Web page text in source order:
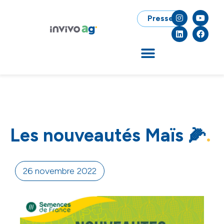
Presse
Les nouveautés Maïs 🌽
26 novembre 2022